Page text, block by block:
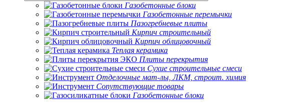
Газобетонные блоки
Газобетонные перемычки
Пазогребневые плиты
Кирпич строительный
Кирпич облицовочный
Теплая керамика
Плиты перекрытия
Сухие строительные смеси
Отделочные мат-лы, ЛКМ, строит. химия
Сопутствующие товары
Газобетонные блоки